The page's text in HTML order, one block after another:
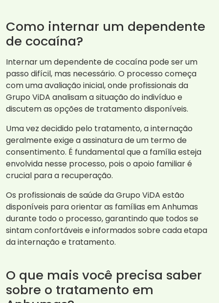
Como internar um dependente
de cocaína?
Internar um dependente de cocaína pode ser um
passo difícil, mas necessário. O processo começa
com uma avaliação inicial, onde profissionais da
Grupo ViDA analisam a situação do indivíduo e
discutem as opções de tratamento disponíveis.
Uma vez decidido pelo tratamento, a internação
geralmente exige a assinatura de um termo de
consentimento. É fundamental que a família esteja
envolvida nesse processo, pois o apoio familiar é
crucial para a recuperação.
Os profissionais de saúde da Grupo ViDA estão
disponíveis para orientar as famílias em Anhumas
durante todo o processo, garantindo que todos se
sintam confortáveis e informados sobre cada etapa
da internação e tratamento.
O que mais você precisa saber
sobre o tratamento em